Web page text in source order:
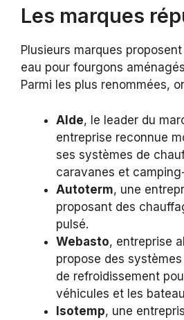
Les marques
Plusieurs marques
eau pour fourgons
Parmi les plus renommées,
Alde, le leader du
entreprise reconnue
ses systèmes de
caravanes et
Autoterm, une
proposant des
pulsé.
Webasto, entreprise
propose des
de refroidissement
véhicules et les
Isotemp, une